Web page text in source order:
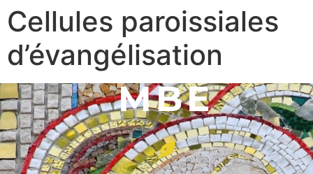
Cellules paroissiales
d’évangélisation
MBE